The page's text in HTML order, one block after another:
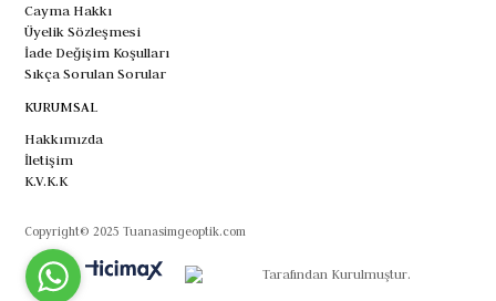
Cayma Hakkı
Üyelik Sözleşmesi
İade Değişim Koşulları
Sıkça Sorulan Sorular
KURUMSAL
Hakkımızda
İletişim
K.V.K.K
Copyright© 2025 Tuanasimgeoptik.com
Tarafından Kurulmuştur.